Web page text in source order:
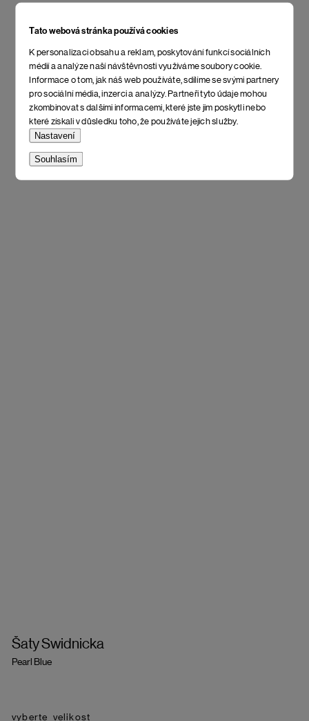
Tato webová stránka používá cookies
K personalizaci obsahu a reklam, poskytování funkcí sociálních
médií a analýze naší návštěvnosti využíváme soubory cookie.
Informace o tom, jak náš web používáte, sdílíme se svými partnery
pro sociální média, inzerci a analýzy. Partneři tyto údaje mohou
zkombinovat s dalšími informacemi, které jste jim poskytli nebo
které získali v důsledku toho, že používáte jejich služby.
Nastavení
Souhlasím
Šaty Swidnicka
Pearl Blue
velikost